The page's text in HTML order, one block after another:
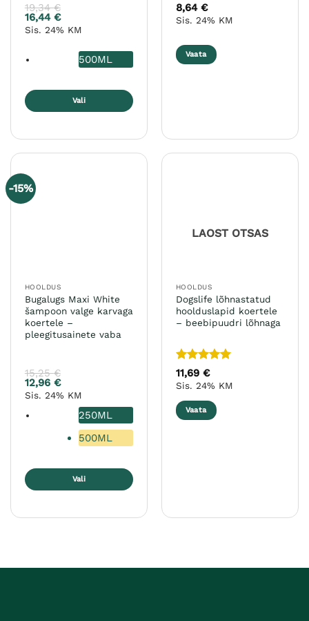
19,34€
16,44 €
Sis. 24% KM
500ML
Vali
varianti.
Valikuid
saab
8,64 €
Sis. 24% KM
Vaata
-15%
HOOLDUS
Bugalugs Maxi White
šampoon valge karvaga
koertele –
pleegitusainete vaba
15,25€
12,96 €
Sis. 24% KM
250ML
500ML
Vali
Valikuid
LAOST OTSAS
HOOLDUS
Dogslife lõhnastatud
hoolduslapid koertele
– beebipuudri lõhnaga
Hinnanguga
5/ 5
11,69 €
Sis. 24% KM
Vaata